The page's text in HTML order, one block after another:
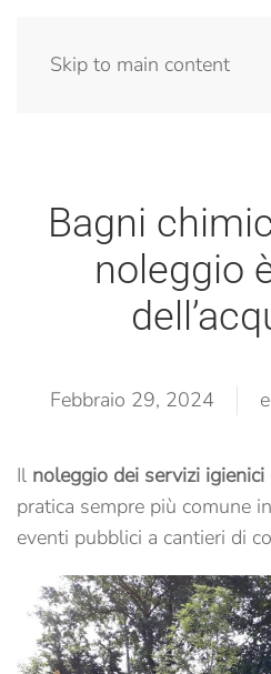
Skip to main content
Bagni
noleggio
Febbraio 29, 2024
Il noleggio dei servizi igienici
pratica sempre più comune
eventi pubblici a cantieri di